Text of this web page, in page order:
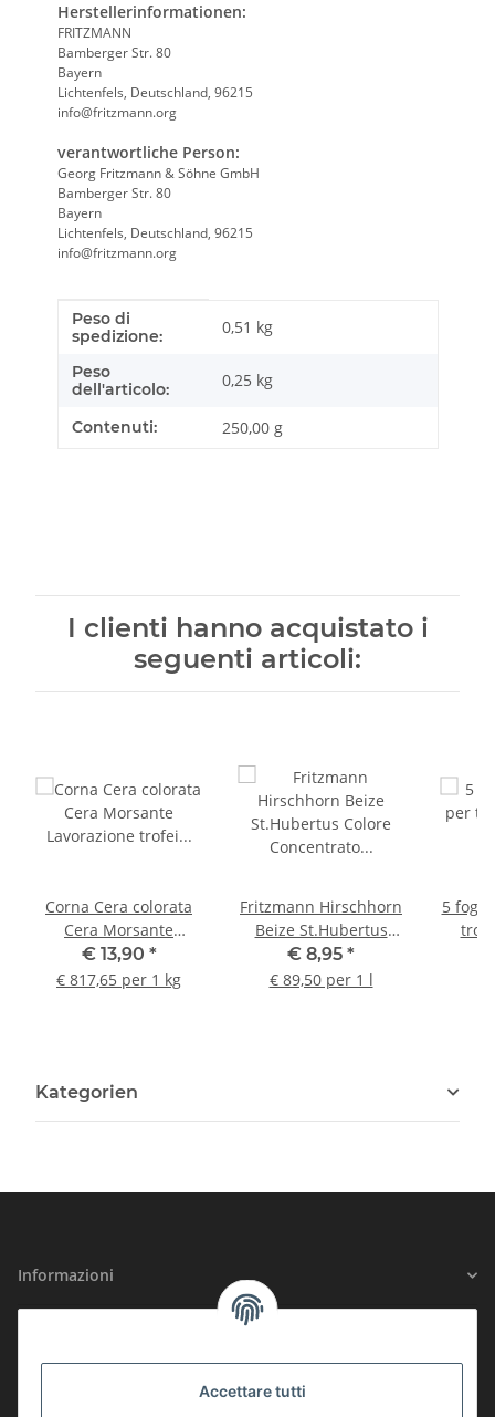
Accettare tutti
Herstellerinformationen:
FRITZMANN
Bamberger Str. 80
Bayern
Lichtenfels, Deutschland, 96215
info@fritzmann.org
verantwortliche Person:
Georg Fritzmann & Söhne GmbH
Bamberger Str. 80
Bayern
Lichtenfels, Deutschland, 96215
info@fritzmann.org
Caratteristica prodotto
Valore
Peso di
spedizione:
0,51 kg
Peso
dell'articolo:
0,25 kg
Contenuti: 250,00 g
I clienti hanno acquistato i
seguenti articoli:
Corna Cera colorata
Cera Morsante
Lavorazione trofei
Abbellimento corna
€ 13,90 *
€ 817,65 per 1 kg
Fritzmann Hirschhorn
Beize St.Hubertus
Colore Concentrato
100 ml
€ 8,95 *
€ 89,50 per 1 l
5
Kategorien
Informazioni
SICUREZZA CERTIFICATA